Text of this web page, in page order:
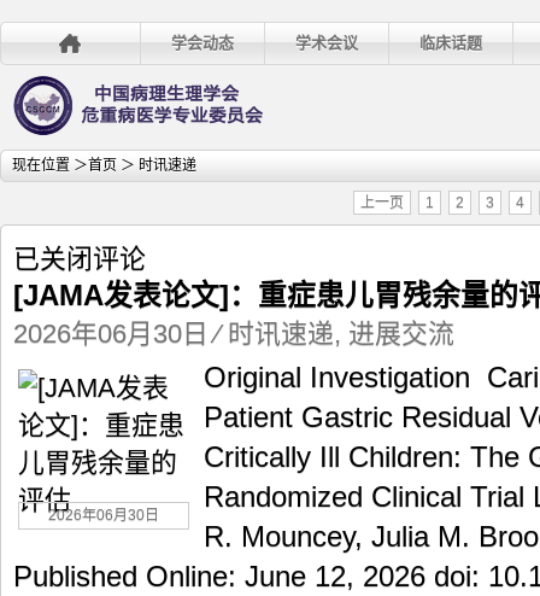
学会动态 学术会议 临床话题
现在位置 ＞首页 ＞ 时讯速递
上一页 1 2 3 4
[JAMA
发
表
论
重
患
儿
胃
残
余
的
已关闭评论
[JAMA发表论文]：重症患儿胃残余量的
2026年06月30日 ⁄时讯速递, 进展交流
2026年06月30日
Original Investigation
Patient Gastric Residual
Critically Ill Children: The
Randomized Clinical Trial
R. Mouncey, Julia M.
Published Online: June 12, 2026 doi: